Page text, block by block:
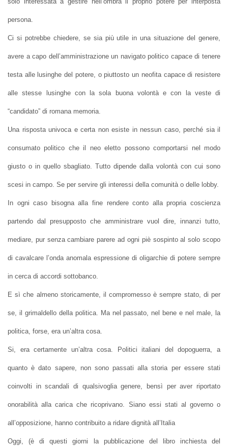
persona.
Ci si potrebbe chiedere, se sia più utile in una situazione del genere,
avere a capo dell’amministrazione un navigato politico capace di tenere
testa alle lusinghe del potere, o piuttosto un neofita capace di resistere
alle stesse lusinghe con la sola buona volontà e con la veste di
“candidato” di romana memoria.
Una risposta univoca e certa non esiste in nessun caso, perché sia il
consumato politico che il neo eletto possono comportarsi nel modo
giusto o in quello sbagliato. Tutto dipende dalla volontà con cui sono
scesi in campo. Se per servire gli interessi della comunità o delle lobby.
In ogni caso bisogna alla fine rendere conto alla propria coscienza
partendo dal presupposto che amministrare vuol dire, innanzi tutto,
mediare, pur senza cambiare parere ad ogni piè sospinto al solo scopo
di cavalcare l’onda anomala espressione di oligarchie di potere sempre
in cerca di accordi sottobanco.
E sì che almeno storicamente, il compromesso è sempre stato, di per
se, il grimaldello della politica. Ma nel passato, nel bene e nel male, la
politica, forse, era un’altra cosa.
Si, era certamente un’altra cosa. Politici italiani del dopoguerra, a
quanto è dato sapere, non sono passati alla storia per essere stati
coinvolti in scandali di qualsivoglia genere, bensì per aver riportato
onorabilità alla carica che ricoprivano. Siano essi stati al governo o
all’opposizione, hanno contribuito a ridare dignità all’Italia
Oggi, (è di questi giorni la pubblicazione del libro inchiesta del